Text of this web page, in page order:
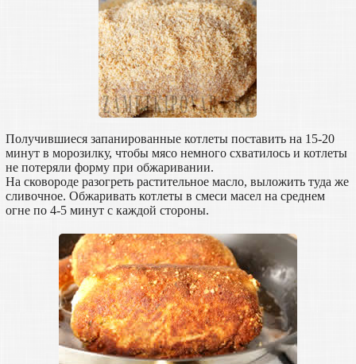
Получившиеся запанированные котлеты поставить на 15-20
минут в морозилку, чтобы мясо немного схватилось и котлеты
не потеряли форму при обжаривании.
На сковороде разогреть растительное масло, выложить туда же
сливочное. Обжаривать котлеты в смеси масел на среднем
огне по 4-5 минут с каждой стороны.